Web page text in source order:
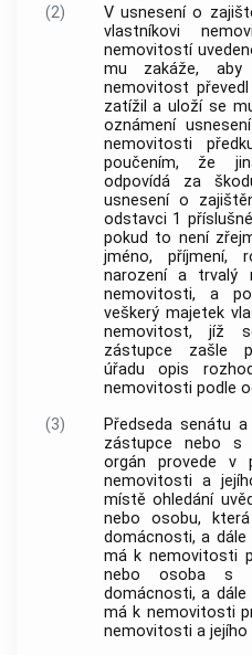
(2)
V usnesení o
vlastníkovi
nemovitostí
mu zakáže, aby
nemovitost
zatížil a uloží se
oznámení
nemovitosti
poučením, že
odpovídá za
usnesení o
odstavci 1
pokud to není
jméno, příjmení,
narození a trvalý
nemovitosti, a
veškerý majetek
nemovitost, jíž
zástupce zašle
úřadu opis
nemovitosti podle
(3)
Předseda senátu
zástupce nebo s
orgán provede v
nemovitosti a
místě ohledání
nebo osobu,
domácnosti, a
má k nemovitosti
nebo osoba s
domácnosti, a
má k nemovitosti
nemovitosti a